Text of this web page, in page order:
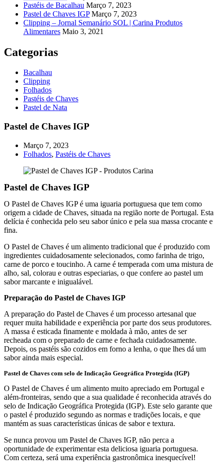
Pastéis de Bacalhau Março 7, 2023
Pastel de Chaves IGP Março 7, 2023
Clipping – Jornal Semanário SOL | Carina Produtos
Alimentares Maio 3, 2021
Categorias
Bacalhau
Clipping
Folhados
Pastéis de Chaves
Pastel de Nata
Pastel de Chaves IGP
Posted
on
Março 7, 2023
Folhados, Pastéis de Chaves
Pastel de Chaves IGP
O Pastel de Chaves IGP é uma iguaria portuguesa que tem como
origem a cidade de Chaves, situada na região norte de Portugal. Esta
delícia é conhecida pelo seu sabor único e pela sua massa crocante e
fina.
O Pastel de Chaves é um alimento tradicional que é produzido com
ingredientes cuidadosamente selecionados, como farinha de trigo,
carne de porco e toucinho. A carne é temperada com uma mistura de
alho, sal, colorau e outras especiarias, o que confere ao pastel um
sabor marcante e inigualável.
Preparação do Pastel de Chaves IGP
A preparação do Pastel de Chaves é um processo artesanal que
requer muita habilidade e experiência por parte dos seus produtores.
A massa é esticada finamente e moldada à mão, antes de ser
recheada com o preparado de carne e fechada cuidadosamente.
Depois, os pastéis são cozidos em forno a lenha, o que lhes dá um
sabor ainda mais especial.
Pastel de Chaves com selo de Indicação Geográfica Protegida (IGP)
O Pastel de Chaves é um alimento muito apreciado em Portugal e
além-fronteiras, sendo que a sua qualidade é reconhecida através do
selo de Indicação Geográfica Protegida (IGP). Este selo garante que
o pastel é produzido segundo as normas e tradições locais, e que
mantém as suas características únicas de sabor e textura.
Se nunca provou um Pastel de Chaves IGP, não perca a
oportunidade de experimentar esta deliciosa iguaria portuguesa.
Com certeza, será uma experiência gastronômica inesquecível!